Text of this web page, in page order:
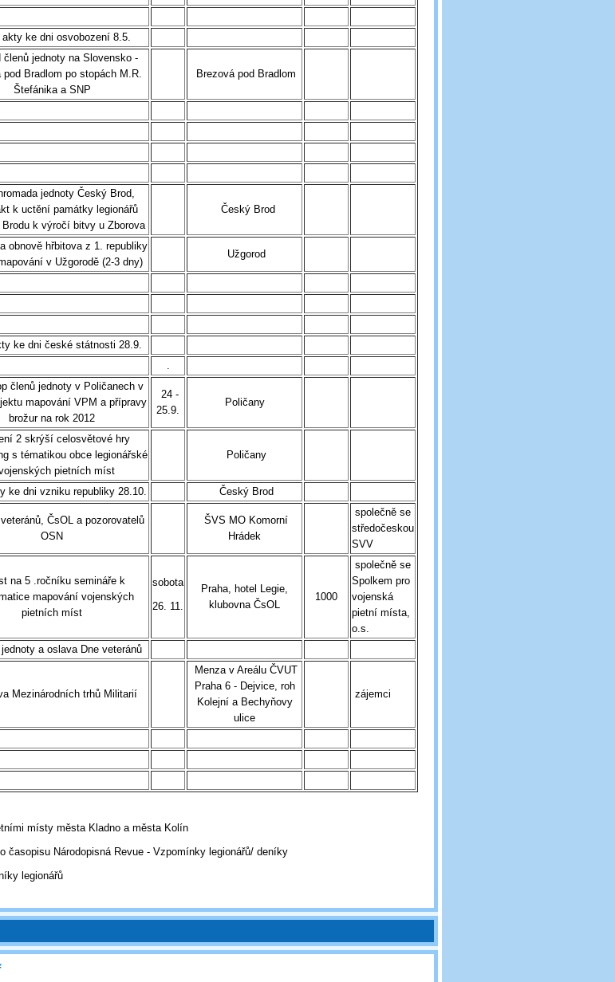
ke dni osvobození 8.5.
členů jednoty na Slovensko -
pod Bradlom po stopách M.R.
Štefánika a SNP
Brezová pod Bradlom
jednoty Český Brod,
k uctění památky legionářů
Brodu k výročí bitvy u Zborova
Český Brod
obnově hřbitova z 1. republiky
v Užgorodě (2-3 dny)
Užgorod
ke dni české státnosti 28.9.
.
členů jednoty v Poličanech v
mapování VPM a přípravy
brožur na rok 2012
24 -
25.9.
Poličany
2 skrýší celosvětové hry
s tématikou obce legionářské
pietních míst
Poličany
ke dni vzniku republiky 28.10. Český Brod
ČsOL a pozorovatelů
OSN
ŠVS MO Komorní
Hrádek
společně se
středočeskou
SVV
na 5 .ročníku semináře k
mapování vojenských
pietních míst
sobota
26. 11.
Praha, hotel Legie,
klubovna ČsOL
1000
společně se
Spolkem pro
vojenská
pietní místa,
o.s.
a oslava Dne veteránů
Mezinárodních trhů Militarií
Menza v Areálu ČVUT
Praha 6 - Dejvice, roh
Kolejní a Bechyňovy
ulice
zájemci
místy města Kladno a města Kolín
časopisu Národopisná Revue - Vzpomínky legionářů/ deníky
legionářů